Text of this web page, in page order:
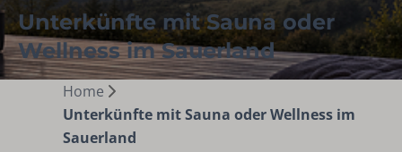
Unterkünfte mit Sauna oder
Wellness im Sauerland
Home
Unterkünfte mit Sauna oder Wellness im
Sauerland